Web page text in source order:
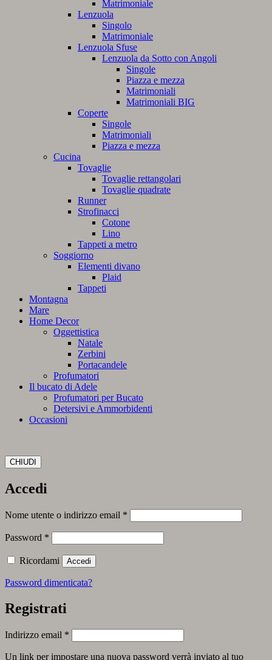
Matrimoniale
Lenzuola
Singolo
Matrimoniale
Lenzuola Sfuse
Lenzuola da Sotto con Angoli
Singole
Piazza e mezza
Matrimoniali
Matrimoniali BIG
Coperte
Singole
Matrimoniali
Piazza e mezza
Cucina
Tovaglie
Tovaglie rettangolari
Tovaglie quadrate
Runner
Strofinacci
Cotone
Lino
Tappeti a metro
Soggiorno
Elementi divano
Plaid
Tappeti
Montagna
Mare
Home Decor
Oggettistica
Natale
Zerbini
Portacandele
Profumatori
Il bucato di Adele
Profumatori per Bucato
Detersivi e Ammorbidenti
Occasioni
CHIUDI
Accedi
Nome utente o indirizzo email *
Password *
Ricordami Accedi
Password dimenticata?
Registrati
Indirizzo email *
Un link per impostare una nuova password verrà inviato al tuo